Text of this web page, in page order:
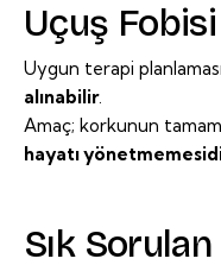
Uçuş
Uygun terapi
alınabilir.
Amaç; korkunun
hayatı
Sık